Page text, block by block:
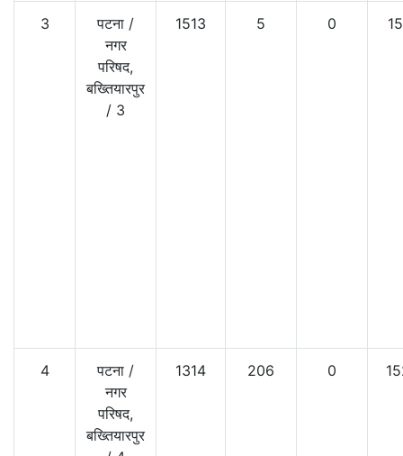
3 पटना /
नगर
परिषद,
बख्तियारपुर
/ 3
1513 5 0
4 पटना /
नगर
परिषद,
बख्तियारपुर
1314 206 0